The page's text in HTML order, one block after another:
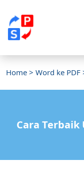
Home > Word ke PDF
Cara Terbaik